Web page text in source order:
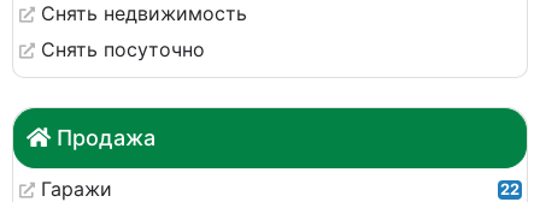
Снять недвижимость
Снять посуточно
Продажа
Гаражи 22